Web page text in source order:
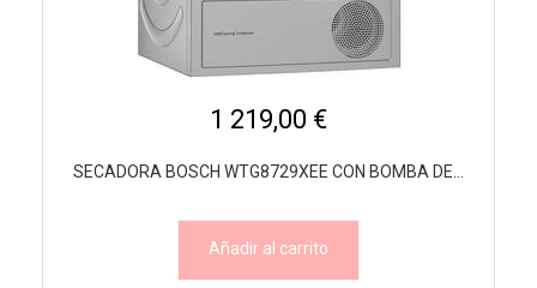
1 219,00 €
SECADORA BOSCH WTG8729XEE CON BOMBA DE...
Añadir al carrito